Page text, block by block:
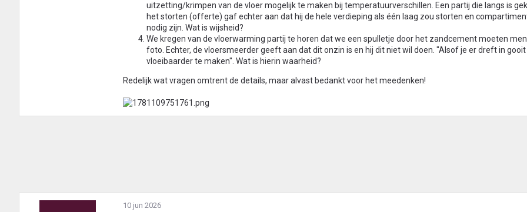
uitzetting/krimpen van de vloer mogelijk te maken bij temperatuurverschillen. Een partij die langs is
het storten (offerte) gaf echter aan dat hij de hele verdieping als één laag zou storten en
nodig zijn. Wat is wijsheid?
We kregen van de vloerwarming partij te horen dat we een spulletje door het zandcement moeten
foto. Echter, de vloersmeerder geeft aan dat dit onzin is en hij dit niet wil doen. "Alsof je er dreft in
vloeibaarder te maken". Wat is hierin waarheid?
Redelijk wat vragen omtrent de details, maar alvast bedankt voor het meedenken!
10 jun 2026